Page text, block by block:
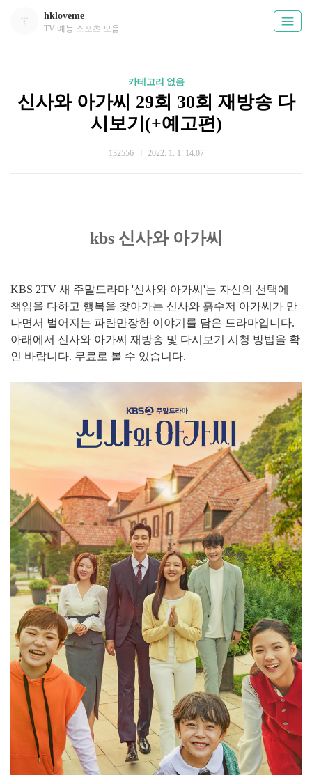
hkloveme
TV 예능 스포츠 모음
카테고리 없음
신사와 아가씨 29회 30회 재방송 다
시보기(+예고편)
132556 2022. 1. 1. 14:07
kbs 신사와 아가씨
KBS 2TV 새 주말드라마 '신사와 아가씨'는 자신의 선택에
책임을 다하고 행복을 찾아가는 신사와 흙수저 아가씨가 만
나면서 벌어지는 파란만장한 이야기를 담은 드라마입니다.
아래에서 신사와 아가씨 재방송 및 다시보기 시청 방법을 확
인 바랍니다. 무료로 볼 수 있습니다.